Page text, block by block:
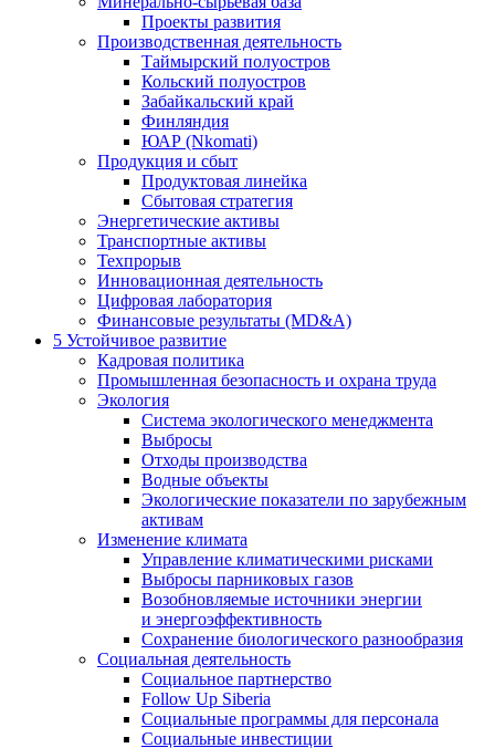
Проекты развития
Производственная деятельность
Таймырский полуостров
Кольский полуостров
Забайкальский край
Финляндия
ЮАР (Nkomati)
Продукция и сбыт
Продуктовая линейка
Сбытовая стратегия
Энергетические активы
Транспортные активы
Техпрорыв
Инновационная деятельность
Цифровая лаборатория
Финансовые результаты (MD&A)
5 Устойчивое развитие
Кадровая политика
Промышленная безопасность и охрана труда
Экология
Система экологического менеджмента
Выбросы
Отходы производства
Водные объекты
Экологические показатели по зарубежным
активам
Изменение климата
Управление климатическими рисками
Выбросы парниковых газов
Возобновляемые источники энергии
и энергоэффективность
Сохранение биологического разнообразия
Социальная деятельность
Социальное партнерство
Follow Up Siberia
Социальные программы для персонала
Социальные инвестиции